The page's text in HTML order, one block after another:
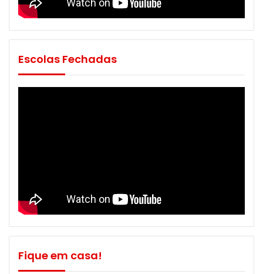
Escolas Fechadas
Fique em casa!